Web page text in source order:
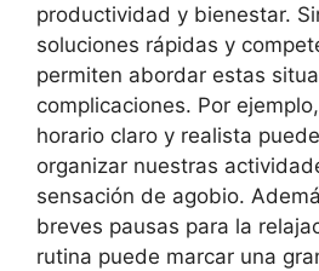
productividad y bienestar.
soluciones rápidas y
permiten abordar estas
complicaciones. Por
horario claro y realista
organizar nuestras
sensación de agobio.
breves pausas para la
rutina puede marcar una